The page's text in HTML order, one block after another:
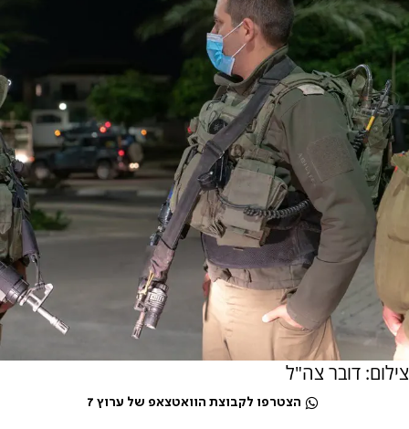
צילום: דובר צה"ל
הצטרפו לקבוצת הוואטצאפ של ערוץ 7